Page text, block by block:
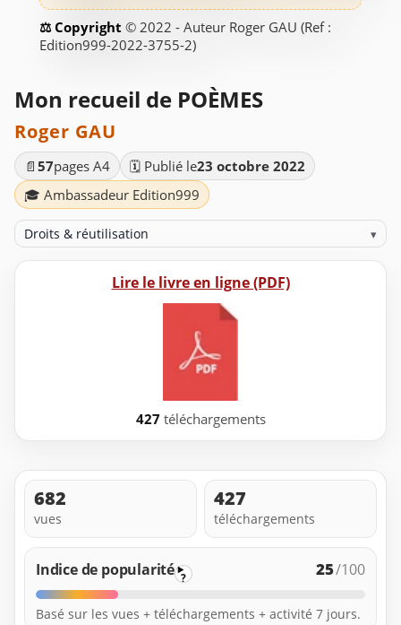
© 2022 - Auteur Roger GAU (Ref :
Edition999-2022-3755-2)
Mon recueil de POÈMES
Roger GAU
📄 57pages A4 🗓️ Publié le23 octobre 2022
🎓 Ambassadeur Edition999
Droits & réutilisation ▾
Lire le livre en ligne (PDF)
427 téléchargements
682
vues
427
téléchargements
Indice de popularité ? 25/100
Basé sur les vues + téléchargements + activité 7 jours.